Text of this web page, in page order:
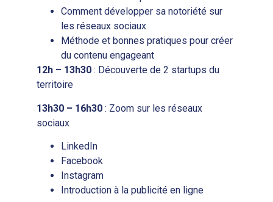
Comment développer sa notoriété sur
les réseaux sociaux
Méthode et bonnes pratiques pour créer
du contenu engageant
12h – 13h30 : Découverte de 2 startups du
territoire
13h30 – 16h30 : Zoom sur les réseaux
sociaux
LinkedIn
Facebook
Instagram
Introduction à la publicité en ligne